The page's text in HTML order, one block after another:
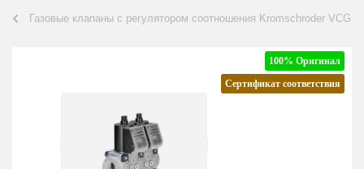
Газовые клапаны с регулятором соотношения Kromschroder VCG
100% Оригинал
Сертификат соответствия